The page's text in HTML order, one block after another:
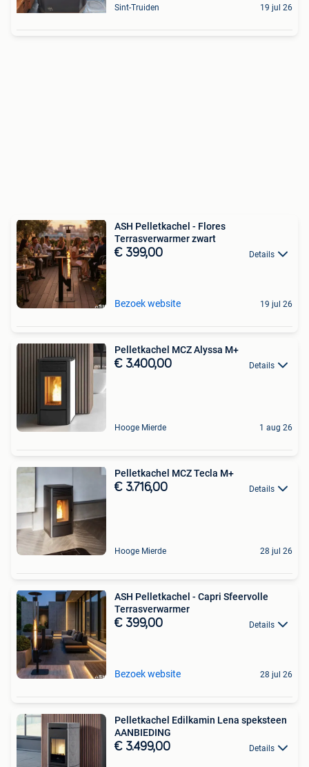
Sint-Truiden 19 jul 26
ASH Pelletkachel - Flores
Terrasverwarmer zwart
€ 399,00 Details
Bezoek website 19 jul 26
Pelletkachel MCZ Alyssa M+
€ 3.400,00 Details
Hooge Mierde 1 aug 26
Pelletkachel MCZ Tecla M+
€ 3.716,00 Details
Hooge Mierde 28 jul 26
ASH Pelletkachel - Capri Sfeervolle
Terrasverwarmer
€ 399,00 Details
Bezoek website 28 jul 26
Pelletkachel Edilkamin Lena speksteen
AANBIEDING
€ 3.499,00 Details